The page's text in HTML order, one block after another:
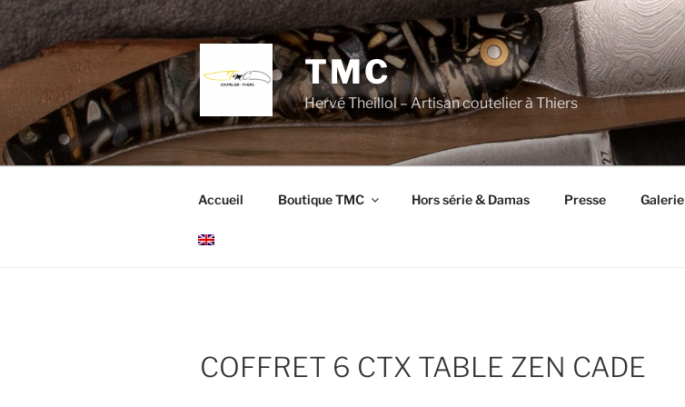
Aller
au
contenu
principal
TMC
Hervé Theillol – Artisan coutelier à Thiers
Accueil Boutique TMC Hors série & Damas Presse Galerie
COFFRET 6 CTX TABLE ZEN CADE